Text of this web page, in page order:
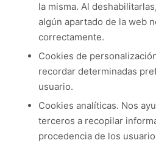
la misma. Al
algún apartado de la web
correctamente.
Cookies de
recordar determinadas
usuario.
Cookies analíticas. Nos
terceros a recopilar
procedencia de los